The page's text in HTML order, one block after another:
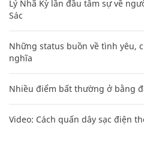
Lý Nhã Kỳ lần đầu tâm sự về
Sác
Những status buồn về tình yêu,
nghĩa
Nhiều điểm bất thường ở bằng
Video: Cách quấn dây sạc điện